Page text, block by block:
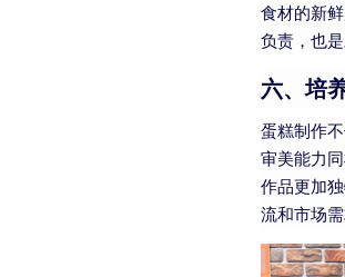
食材的新
负责，也
六、培
蛋糕制作
审美能力
作品更加
流和市场